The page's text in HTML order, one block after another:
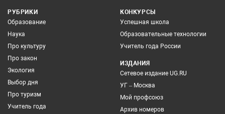
РУБРИКИ
Образование
Наука
Про культуру
Про закон
Экология
Выбор дня
Про туризм
Учитель года
КОНКУРСЫ
Успешная школа
Образовательные технологии
Учитель года России
ИЗДАНИЯ
Сетевое издание UG.RU
УГ – Москва
Мой профсоюз
Архив номеров